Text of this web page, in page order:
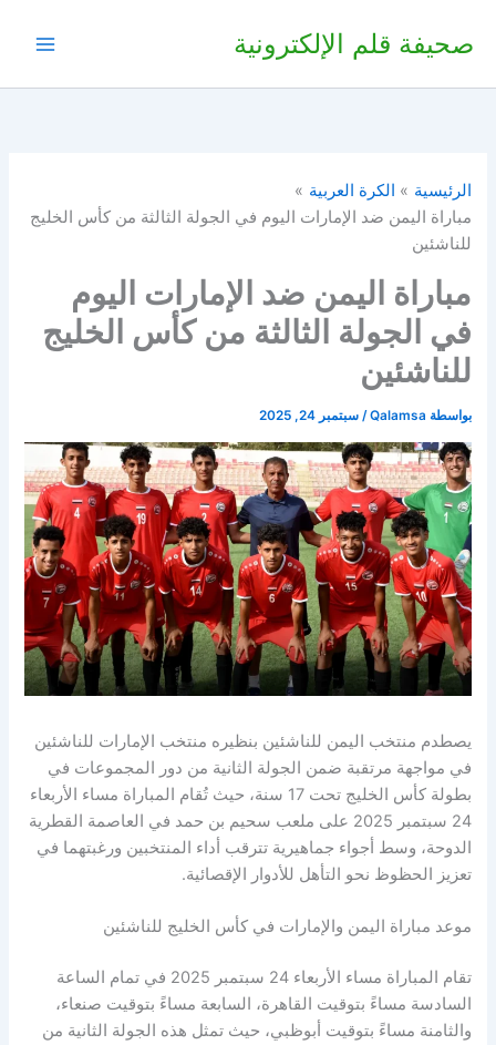
صحيفة قلم الإلكترونية
الرئيسية
الكرة العربية
مباراة اليمن ضد الإمارات اليوم في الجولة الثالثة من كأس الخليج
للناشئين
مباراة اليمن ضد الإمارات اليوم
في الجولة الثالثة من كأس الخليج
للناشئين
بواسطة Qalamsa
/سبتمبر 24, 2025
يصطدم منتخب اليمن للناشئين بنظيره منتخب الإمارات للناشئين
في مواجهة مرتقبة ضمن الجولة الثانية من دور المجموعات في
بطولة كأس الخليج تحت 17 سنة، حيث تُقام المباراة مساء الأربعاء
24 سبتمبر 2025 على ملعب سحيم بن حمد في العاصمة القطرية
الدوحة، وسط أجواء جماهيرية تترقب أداء المنتخبين ورغبتهما في
تعزيز الحظوظ نحو التأهل للأدوار الإقصائية.
موعد مباراة اليمن والإمارات في كأس الخليج للناشئين
تقام المباراة مساء الأربعاء 24 سبتمبر 2025 في تمام الساعة
السادسة مساءً بتوقيت القاهرة، السابعة مساءً بتوقيت صنعاء،
والثامنة مساءً بتوقيت أبوظبي، حيث تمثل هذه الجولة الثانية من